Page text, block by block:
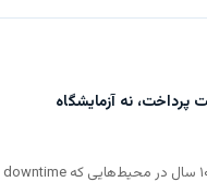
پرداخت، نه آزمایشگاه